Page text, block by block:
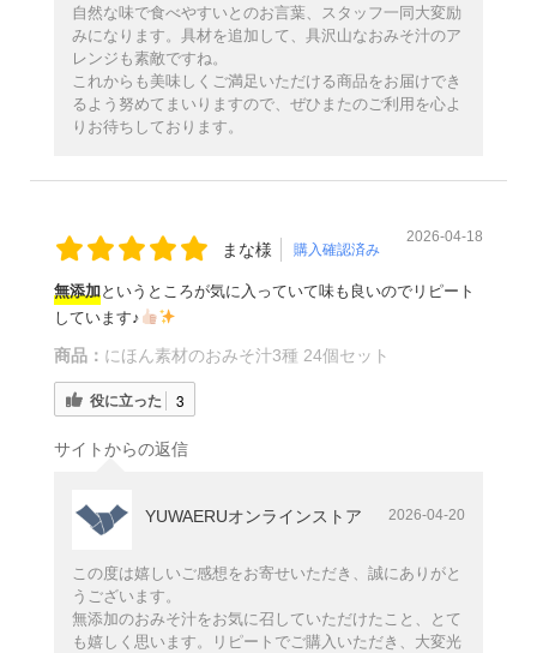
自然な味で食べやすいとのお言葉、スタッフ一同大変励
みになります。具材を追加して、具沢山なおみそ汁のア
レンジも素敵ですね。
これからも美味しくご満足いただける商品をお届けでき
るよう努めてまいりますので、ぜひまたのご利用を心よ
りお待ちしております。
まな様 購入確認済み
2026-04-18
無添加というところが気に入っていて味も良いのでリピート
しています♪
商品： にほん素材のおみそ汁3種 24個セット
役に立った 3
サイトからの返信
YUWAERUオンラインストア 2026-04-20
この度は嬉しいご感想をお寄せいただき、誠にありがと
うございます。
無添加のおみそ汁をお気に召していただけたこと、とて
も嬉しく思います。リピートでご購入いただき、大変光